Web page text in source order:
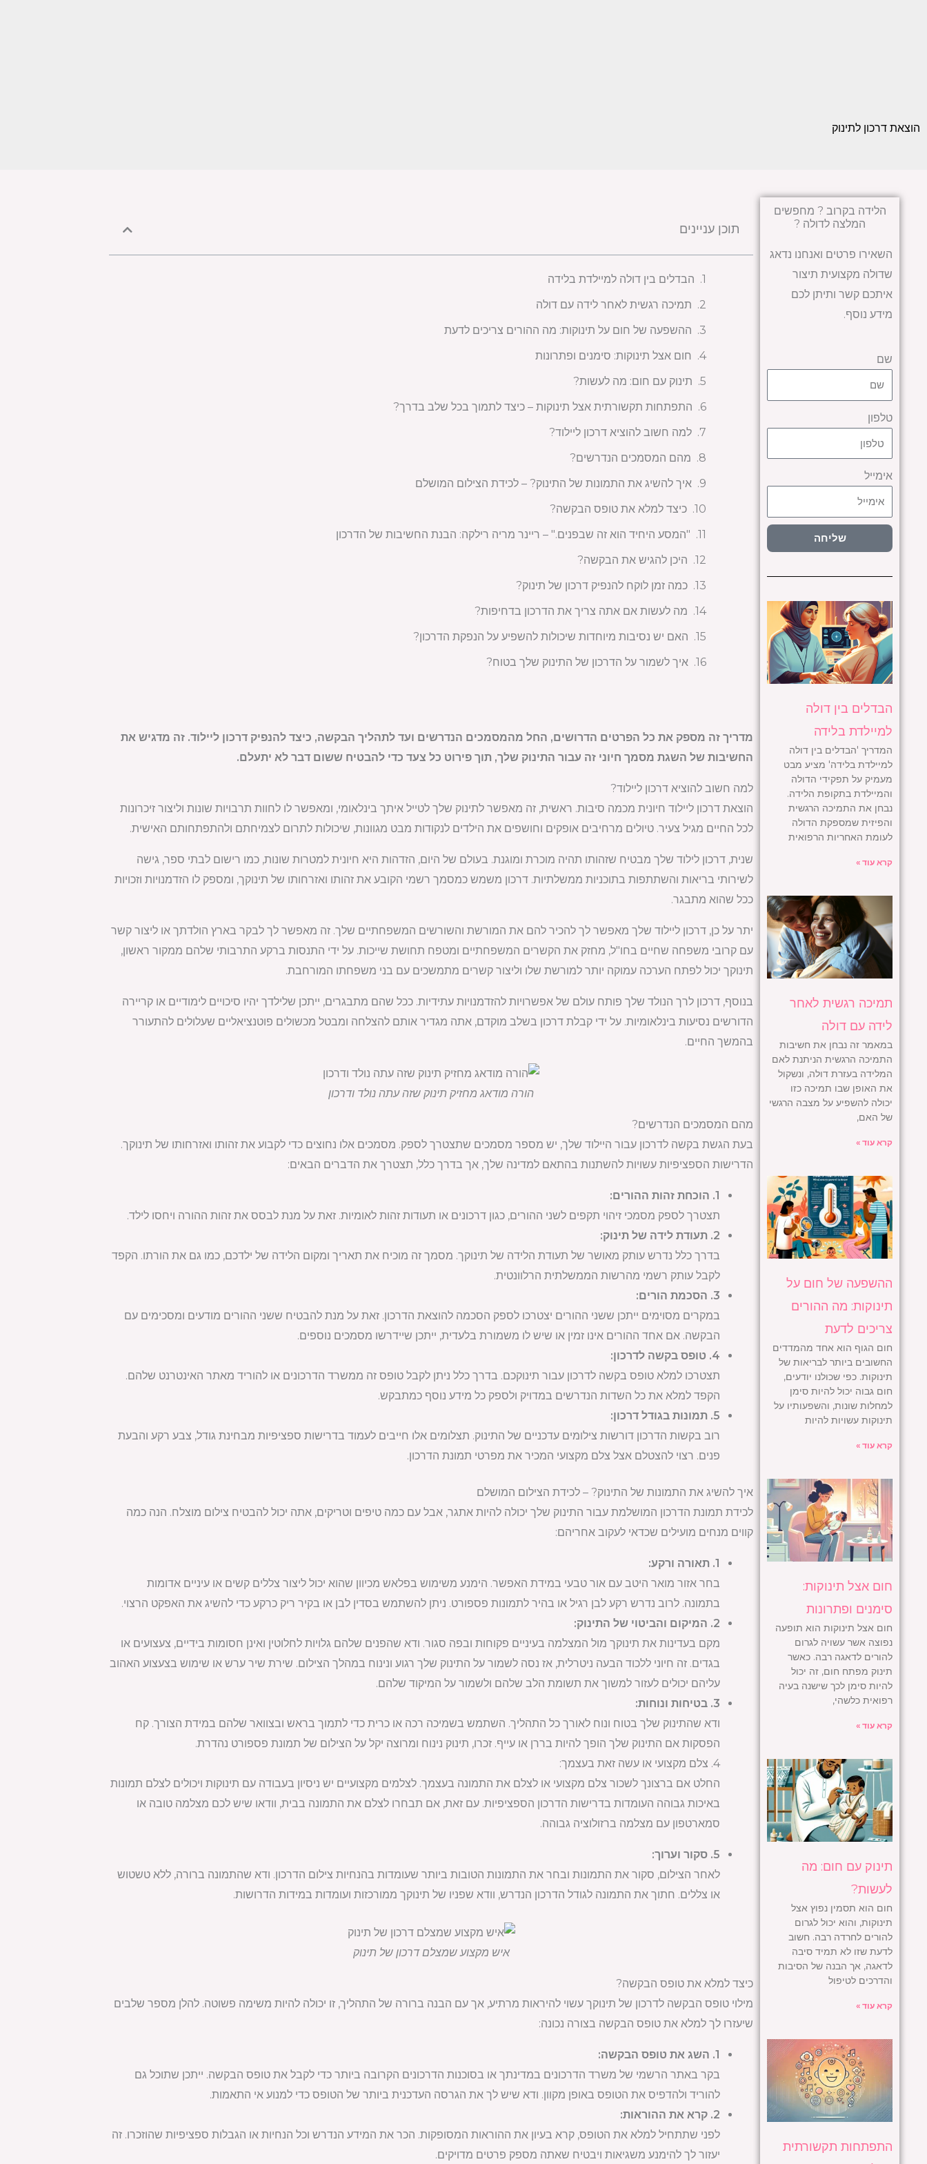
הוצאת דרכון לתינוק
הלידה בקרוב ? מחפשים
המלצה לדולה ?
השאירו פרטים ואנחנו נדאג
שדולה מקצועית תיצור
איתכם קשר ותיתן לכם
מידע נוסף.
שם
טלפון
אימייל
שליחה
הבדלים בין דולה
למיילדת בלידה
המדריך 'הבדלים בין דולה
למיילדת בלידה' מציע מבט
מעמיק על תפקידי הדולה
והמיילדת בתקופת הלידה.
נבחן את התמיכה הרגשית
והפיזית שמספקת הדולה
לעומת האחריות הרפואית
קרא עוד »
תמיכה רגשית לאחר
לידה עם דולה
במאמר זה נבחן את חשיבות
התמיכה הרגשית הניתנת לאם
המלידה בעזרת דולה, ונשקול
את האופן שבו תמיכה כזו
יכולה להשפיע על מצבה הרגשי
של האם,
קרא עוד »
ההשפעה של חום על
תינוקות: מה ההורים
צריכים לדעת
חום הגוף הוא אחד מהמדדים
החשובים ביותר לבריאות של
תינוקות. כפי שכולנו יודעים,
חום גבוה יכול להיות סימן
למחלות שונות, והשפעותיו על
תינוקות עשויות להיות
קרא עוד »
חום אצל תינוקות:
סימנים ופתרונות
חום אצל תינוקות הוא תופעה
נפוצה אשר עשויה לגרום
להורים לדאגה רבה. כאשר
תינוק מפתח חום, זה יכול
להיות סימן לכך שישנה בעיה
רפואית כלשהי,
קרא עוד »
תינוק עם חום: מה
לעשות?
חום הוא תסמין נפוץ אצל
תינוקות, והוא יכול לגרום
להורים לחרדה רבה. חשוב
לדעת שזו לא תמיד סיבה
לדאגה, אך הבנה של הסיבות
והדרכים לטיפול
קרא עוד »
התפתחות תקשורתית
תוכן עניינים
הבדלים בין דולה למיילדת בלידה
תמיכה רגשית לאחר לידה עם דולה
ההשפעה של חום על תינוקות: מה ההורים צריכים לדעת
חום אצל תינוקות: סימנים ופתרונות
תינוק עם חום: מה לעשות?
התפתחות תקשורתית אצל תינוקות – כיצד לתמוך בכל שלב בדרך?
למה חשוב להוציא דרכון ליילוד?
מהם המסמכים הנדרשים?
איך להשיג את התמונות של התינוק? – לכידת הצילום המושלם
כיצד למלא את טופס הבקשה?
"המסע היחיד הוא זה שבפנים." – ריינר מריה רילקה: הבנת החשיבות של הדרכון
היכן להגיש את הבקשה?
כמה זמן לוקח להנפיק דרכון של תינוק?
מה לעשות אם אתה צריך את הדרכון בדחיפות?
האם יש נסיבות מיוחדות שיכולות להשפיע על הנפקת הדרכון?
איך לשמור על הדרכון של התינוק שלך בטוח?
מדריך זה מספק את כל הפרטים הדרושים, החל מהמסמכים הנדרשים ועד לתהליך הבקשה, כיצד להנפיק דרכון ליילוד. זה מדגיש את
החשיבות של השגת מסמך חיוני זה עבור התינוק שלך, תוך פירוט כל צעד כדי להבטיח ששום דבר לא יתעלם.
למה חשוב להוציא דרכון ליילוד?
הוצאת דרכון ליילוד חיונית מכמה סיבות. ראשית, זה מאפשר לתינוק שלך לטייל איתך בינלאומי, ומאפשר לו לחוות תרבויות שונות וליצור זיכרונות
לכל החיים מגיל צעיר. טיולים מרחיבים אופקים וחושפים את הילדים לנקודות מבט מגוונות, שיכולות לתרום לצמיחתם ולהתפתחותם האישית.
שנית, דרכון לילוד שלך מבטיח שזהותו תהיה מוכרת ומוגנת. בעולם של היום, הזדהות היא חיונית למטרות שונות, כמו רישום לבתי ספר, גישה
לשירותי בריאות והשתתפות בתוכניות ממשלתיות. דרכון משמש כמסמך רשמי הקובע את זהותו ואזרחותו של תינוקך, ומספק לו הזדמנויות וזכויות
ככל שהוא מתבגר.
יתר על כן, דרכון ליילוד שלך מאפשר לך להכיר להם את המורשת והשורשים המשפחתיים שלך. זה מאפשר לך לבקר בארץ הולדתך או ליצור קשר
עם קרובי משפחה שחיים בחו"ל, מחזק את הקשרים המשפחתיים ומטפח תחושת שייכות. על ידי התנסות ברקע התרבותי שלהם ממקור ראשון,
תינוקך יכול לפתח הערכה עמוקה יותר למורשת שלו וליצור קשרים מתמשכים עם בני משפחתו המורחבת.
בנוסף, דרכון לרך הנולד שלך פותח עולם של אפשרויות להזדמנויות עתידיות. ככל שהם מתבגרים, ייתכן שלילדך יהיו סיכויים לימודיים או קריירה
הדורשים נסיעות בינלאומיות. על ידי קבלת דרכון בשלב מוקדם, אתה מגדיר אותם להצלחה ומבטל מכשולים פוטנציאליים שעלולים להתעורר
בהמשך החיים.
הורה מודאג מחזיק תינוק שזה עתה נולד ודרכון
מהם המסמכים הנדרשים?
בעת הגשת בקשה לדרכון עבור היילוד שלך, יש מספר מסמכים שתצטרך לספק. מסמכים אלו נחוצים כדי לקבוע את זהותו ואזרחותו של תינוקך.
הדרישות הספציפיות עשויות להשתנות בהתאם למדינה שלך, אך בדרך כלל, תצטרך את הדברים הבאים:
1. הוכחת זהות ההורים:
תצטרך לספק מסמכי זיהוי תקפים לשני ההורים, כגון דרכונים או תעודות זהות לאומיות. זאת על מנת לבסס את זהות ההורה ויחסו לילד.
2. תעודת לידה של תינוק:
בדרך כלל נדרש עותק מאושר של תעודת הלידה של תינוקך. מסמך זה מוכיח את תאריך ומקום הלידה של ילדכם, כמו גם את הורתו. הקפד
לקבל עותק רשמי מהרשות הממשלתית הרלוונטית.
3. הסכמת הורים:
במקרים מסוימים ייתכן ששני ההורים יצטרכו לספק הסכמה להוצאת הדרכון. זאת על מנת להבטיח ששני ההורים מודעים ומסכימים עם
הבקשה. אם אחד ההורים אינו זמין או שיש לו משמורת בלעדית, ייתכן שיידרשו מסמכים נוספים.
4. טופס בקשה לדרכון:
תצטרכו למלא טופס בקשה לדרכון עבור תינוקכם. בדרך כלל ניתן לקבל טופס זה ממשרד הדרכונים או להוריד מאתר האינטרנט שלהם.
הקפד למלא את כל השדות הנדרשים במדויק ולספק כל מידע נוסף כמתבקש.
5. תמונות בגודל דרכון:
רוב בקשות הדרכון דורשות צילומים עדכניים של התינוק. תצלומים אלו חייבים לעמוד בדרישות ספציפיות מבחינת גודל, צבע רקע והבעת
פנים. רצוי להצטלם אצל צלם מקצועי המכיר את מפרטי תמונת הדרכון.
איך להשיג את התמונות של התינוק? – לכידת הצילום המושלם
לכידת תמונת הדרכון המושלמת עבור התינוק שלך יכולה להיות אתגר, אבל עם כמה טיפים וטריקים, אתה יכול להבטיח צילום מוצלח. הנה כמה
קווים מנחים מועילים שכדאי לעקוב אחריהם:
1. תאורה ורקע:
בחר אזור מואר היטב עם אור טבעי במידת האפשר. הימנע משימוש בפלאש מכיוון שהוא יכול ליצור צללים קשים או עיניים אדומות
בתמונה. לרוב נדרש רקע לבן רגיל או בהיר לתמונות פספורט. ניתן להשתמש בסדין לבן או בקיר ריק כרקע כדי להשיג את האפקט הרצוי.
2. המיקום והביטוי של התינוק:
מקם בעדינות את תינוקך מול המצלמה בעיניים פקוחות ובפה סגור. ודא שהפנים שלהם גלויות לחלוטין ואינן חסומות בידיים, צעצועים או
בגדים. זה חיוני ללכוד הבעה ניטרלית, אז נסה לשמור על התינוק שלך רגוע ונינוח במהלך הצילום. שירת שיר ערש או שימוש בצעצוע האהוב
עליהם יכולים לעזור למשוך את תשומת הלב שלהם ולשמור על המיקוד שלהם.
3. בטיחות ונוחות:
ודא שהתינוק שלך בטוח ונוח לאורך כל התהליך. השתמש בשמיכה רכה או כרית כדי לתמוך בראש ובצוואר שלהם במידת הצורך. קח
הפסקות אם התינוק שלך הופך להיות בררן או עייף. זכרו, תינוק נינוח ומרוצה יקל על הצילום של תמונת פספורט נהדרת.
4. צלם מקצועי או עשה זאת בעצמך:
החלט אם ברצונך לשכור צלם מקצועי או לצלם את התמונה בעצמך. לצלמים מקצועיים יש ניסיון בעבודה עם תינוקות ויכולים לצלם תמונות
באיכות גבוהה העומדות בדרישות הדרכון הספציפיות. עם זאת, אם תבחרו לצלם את התמונה בבית, וודאו שיש לכם מצלמה טובה או
סמארטפון עם מצלמה ברזולוציה גבוהה.
5. סקור וערוך:
לאחר הצילום, סקור את התמונות ובחר את התמונות הטובות ביותר שעומדות בהנחיות צילום הדרכון. ודא שהתמונה ברורה, ללא טשטוש
או צללים. חתוך את התמונה לגודל הדרכון הנדרש, וודא שפניו של תינוקך ממורכזות ועומדות במידות הדרושות.
איש מקצוע שמצלם דרכון של תינוק
כיצד למלא את טופס הבקשה?
מילוי טופס הבקשה לדרכון של תינוקך עשוי להיראות מרתיע, אך עם הבנה ברורה של התהליך, זו יכולה להיות משימה פשוטה. להלן מספר שלבים
שיעזרו לך למלא את טופס הבקשה בצורה נכונה:
1. השג את טופס הבקשה:
בקר באתר הרשמי של משרד הדרכונים במדינתך או בסוכנות הדרכונים הקרובה ביותר כדי לקבל את טופס הבקשה. ייתכן שתוכל גם
להוריד ולהדפיס את הטופס באופן מקוון. ודא שיש לך את הגרסה העדכנית ביותר של הטופס כדי למנוע אי התאמות.
2. קרא את ההוראות:
לפני שתתחיל למלא את הטופס, קרא בעיון את ההוראות המסופקות. הכר את המידע הנדרש וכל הנחיות או הגבלות ספציפיות שהוזכרו. זה
יעזור לך להימנע משגיאות ויבטיח שאתה מספק פרטים מדויקים.